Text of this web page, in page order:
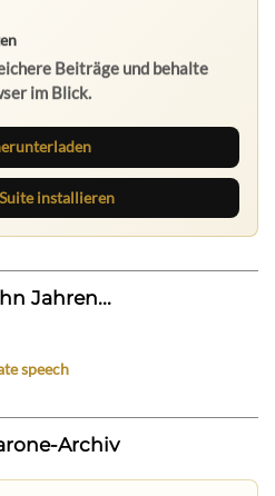
Beiträge und behalte
im Blick.
installieren
Jahren...
speech
Archiv